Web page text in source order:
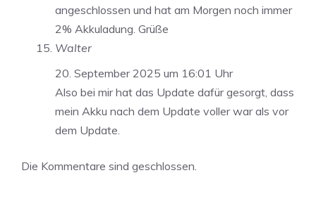
angeschlossen und hat am Morgen noch immer
2% Akkuladung. Grüße
Walter
20. September 2025 um 16:01 Uhr
Also bei mir hat das Update dafür gesorgt, dass
mein Akku nach dem Update voller war als vor
dem Update.
Die Kommentare sind geschlossen.